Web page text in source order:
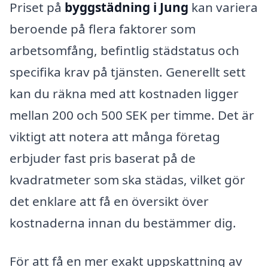
Priset på byggstädning i Jung kan variera
beroende på flera faktorer som
arbetsomfång, befintlig städstatus och
specifika krav på tjänsten. Generellt sett
kan du räkna med att kostnaden ligger
mellan 200 och 500 SEK per timme. Det är
viktigt att notera att många företag
erbjuder fast pris baserat på de
kvadratmeter som ska städas, vilket gör
det enklare att få en översikt över
kostnaderna innan du bestämmer dig.
För att få en mer exakt uppskattning av